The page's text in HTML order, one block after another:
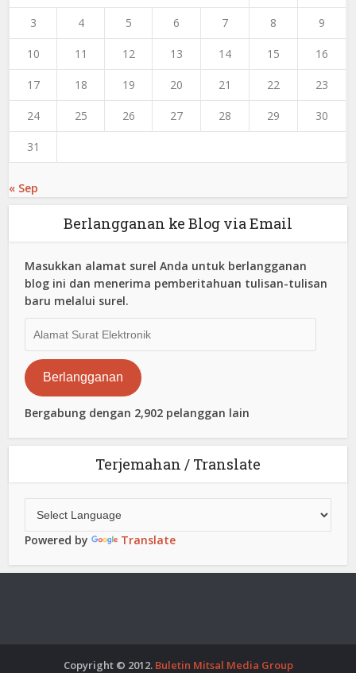
3 4 5 6 7 8 9
10 11 12 13 14 15 16
17 18 19 20 21 22 23
24 25 26 27 28 29 30
31
« Sep
Berlangganan ke Blog via Email
Masukkan alamat surel Anda untuk berlangganan
blog ini dan menerima pemberitahuan tulisan-tulisan
baru melalui surel.
Surat
Elektronik
Berlangganan
Bergabung dengan 2,902 pelanggan lain
Terjemahan / Translate
Powered by Translate
Copyright © 2012. Buletin Mitsal Media Group